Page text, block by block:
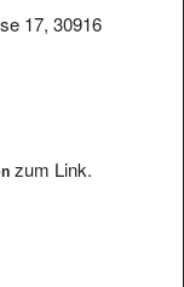
17, 30916
zum Link.